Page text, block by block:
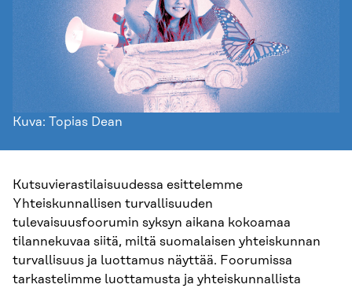
Kuva: Topias Dean
Kutsuvierastilaisuudessa esittelemme
Yhteiskunnallisen turvallisuuden
tulevaisuusfoorumin syksyn aikana kokoamaa
tilannekuvaa siitä, miltä suomalaisen yhteiskunnan
turvallisuus ja luottamus näyttää. Foorumissa
tarkastelimme luottamusta ja yhteiskunnallista